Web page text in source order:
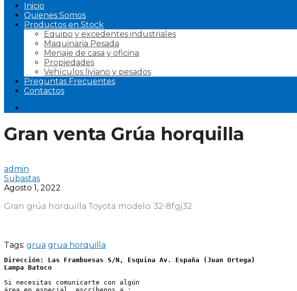
Inicio
Quienes Somos
Productos en Stock
Equipo y excedentes industriales
Maquinaria Pesada
Menaje de casa y oficina
Propiedades
Vehículos liviano y pesados
Preguntas Frecuentes
Contactos
Gran venta Grúa horquilla
admin
Subastas
Agosto 1, 2022
Gran grúa horquilla Toyota modelo: 32-8fgj32
Tags: grua grua horquilla
Dirección: Las Frambuesas S/N, Esquina Av. España (Juan Ortega)
Lampa Batuco
Si necesitas comunicarte con algún